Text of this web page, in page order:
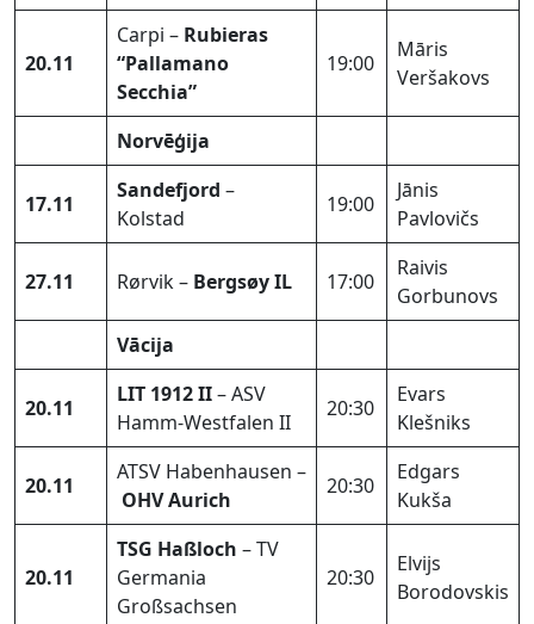
20.11
Carpi – Rubieras
“Pallamano
Secchia”
19:00
Māris
Veršakovs
Norvēģija
17.11
Sandefjord –
Kolstad
19:00
Jānis
Pavlovičs
27.11 Rørvik – Bergsøy IL 17:00
Raivis
Gorbunovs
Vācija
20.11
LIT 1912 II– ASV
Hamm-Westfalen II
20:30
Evars
Klešniks
20.11
ATSV Habenhausen –
OHV Aurich
20:30
Edgars
Kukša
20.11
TSG Haßloch – TV
Germania
Großsachsen
20:30
Elvijs
Borodovskis